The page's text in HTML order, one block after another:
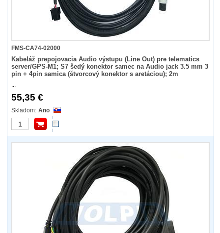
FMS-CA74-02000
Kabeláž prepojovacia Audio výstupu (Line Out) pre telematics
server/GPS-M1; S7 šedý konektor samec na Audio jack 3.5 mm 3
pin + 4pin samica (štvorcový konektor s aretáciou); 2m
...
55,35 €
Ano